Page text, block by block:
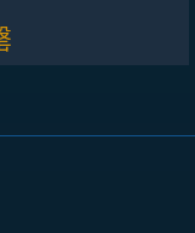
说对决